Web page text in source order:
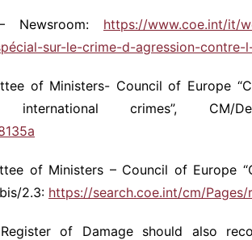
Newsroom: https://www.coe.int/it/
sur-le-crime-d-agression-contre-
of Ministers- Council of Europe
crimes”, CM/Del/
of Ministers – Council of Europe
2.3: https://search.coe.int/cm/
Register of Damage should also